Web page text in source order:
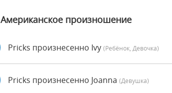
Американское произношение
Pricks произнесенно Ivy (Ребёнок, Девочка)
Pricks произнесенно Joanna (девушка)